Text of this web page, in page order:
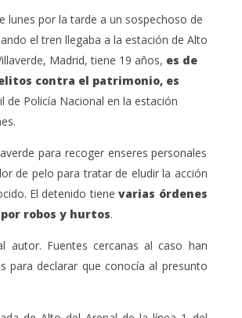
lunes por la tarde a un sospechoso de
el tren llegaba a la estación de Alto
Madrid, tiene 19 años, es de
contra el patrimonio, es
Policía Nacional en la estación
para recoger enseres personales
de pelo para tratar de eludir la acción
El detenido tienevarias órdenes
robos y hurtos.
autor. Fuentes cercanas al caso han
para declarar que conocía al presunto